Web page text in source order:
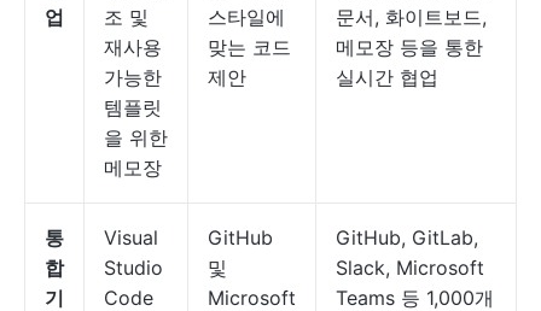
업
조 및
재사용
가능한
템플릿
을 위한
메모장
스타일에
맞는 코드
제안
문서, 화이트보드,
메모장 등을 통한
실시간 협업
통
합
기
Visual
Studio
Code
GitHub
및
Microsoft
GitHub, GitLab,
Slack, Microsoft
Teams 등 1,000개